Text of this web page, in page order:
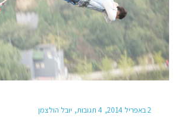
2 באפריל 2014 4 תגובות יובל הולצמן